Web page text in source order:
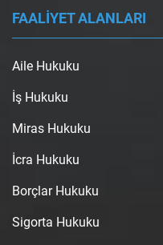
FAALİYET ALANLARI
Aile Hukuku
İş Hukuku
Miras Hukuku
İcra Hukuku
Borçlar Hukuku
Sigorta Hukuku